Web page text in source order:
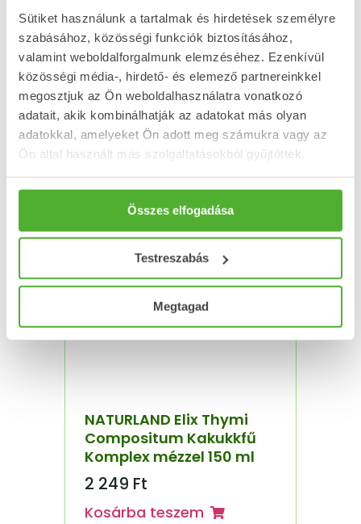
Sütiket használunk a tartalmak és hirdetések személyre
szabásához, közösségi funkciók biztosításához,
valamint weboldalforgalmunk elemzéséhez. Ezenkívül
közösségi média-, hirdető- és elemező partnereinkkel
megosztjuk az Ön weboldalhasználatra vonatkozó
adatait, akik kombinálhatják az adatokat más olyan
adatokkal, amelyeket Ön adott meg számukra vagy az
Ön által használt más szolgáltatásokból gyűjtöttek.
Összes elfogadása
Testreszabás
Megtagad
NATURLAND
Hársfavirágzat tea
tasakos 100g
2 278Ft
Kosárba teszem
NATURLAND Elix Thymi
Compositum Kakukkfű
Komplex mézzel 150 ml
2 249 Ft
Kosárba teszem